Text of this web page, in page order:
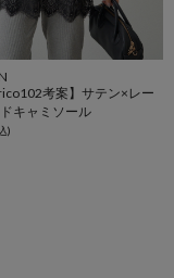
考案】サテン×レー
キャミソール